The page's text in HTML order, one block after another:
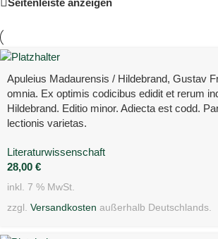
Apuleius Madaurensis / Hildebrand, Gustav
omnia. Ex optimis codicibus edidit et rerum
Hildebrand. Editio minor. Adiecta est codd.
lectionis varietas.
Literaturwissenschaft
28,00 €
inkl. 7 % MwSt.
zzgl. Versandkosten außerhalb Deutschlands.